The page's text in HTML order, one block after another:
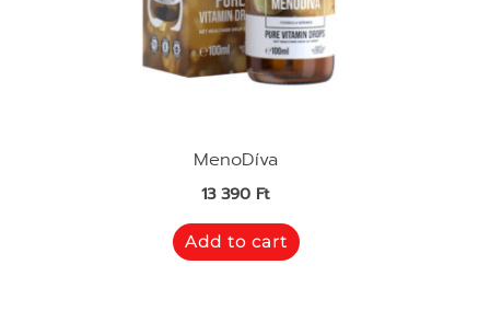
MenoDíva
13 390 Ft
Add to cart